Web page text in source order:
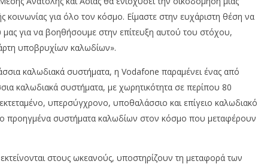
κοινωνίας για όλο τον κόσμο. Είμαστε στην ευχάριστη θέση να
για να βοηθήσουμε στην επίτευξη αυτού του στόχου,
υποβρυχίων καλωδίων».
καλωδιακά συστήματα, η Vodafone παραμένει ένας από
καλωδιακά συστήματα, με χωρητικότητα σε περίπου 80
υπερσύγχρονο, υποθαλάσσιο και επίγειο καλωδιακό
προηγμένα συστήματα καλωδίων στον κόσμο που μεταφέρουν
στους ωκεανούς, υποστηρίζουν τη μεταφορά των